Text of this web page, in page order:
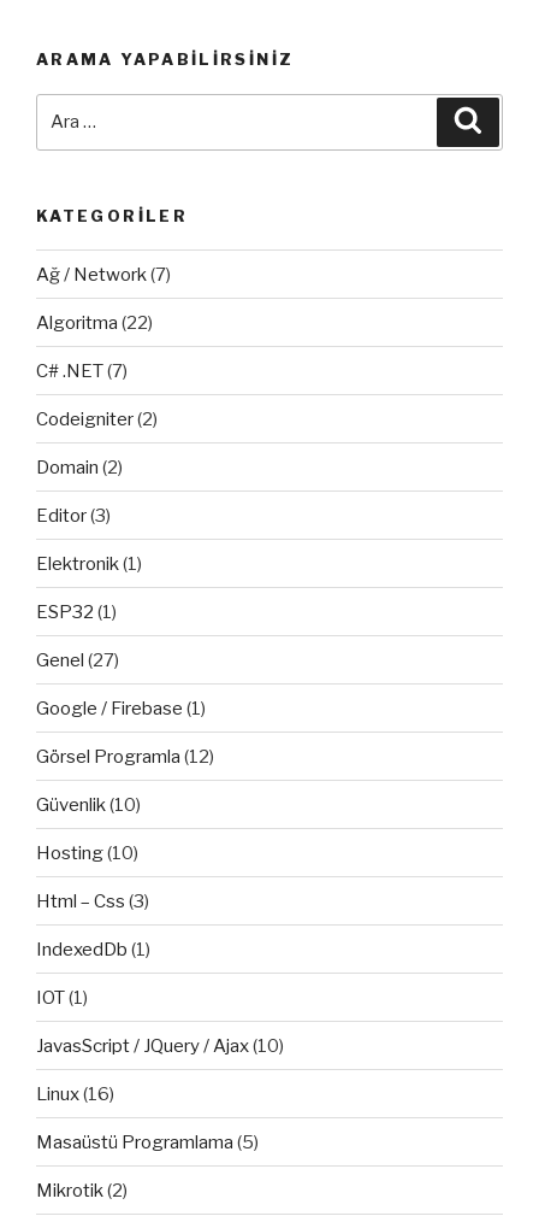
ARAMA YAPABILIRSINIZ
KATEGORILER
Ağ / Network(7)
Algoritma (22)
C# .NET(7)
Codeigniter(2)
Domain (2)
Editor(3)
Elektronik(1)
ESP32 (1)
Genel (27)
Google / Firebase (1)
Görsel Programla (12)
Güvenlik(10)
Hosting(10)
Html – Css (3)
IndexedDb (1)
IOT(1)
JavasScript / JQuery / Ajax(10)
Linux(16)
Masaüstü Programlama (5)
Mikrotik(2)